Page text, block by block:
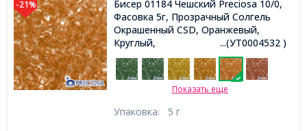
-21%
Бисер 01184 Чешский Preciosa 10/0,
Фасовка 5г, Прозрачный Солгель
Окрашенный CSD, Оранжевый,
Круглый,
...(УТ0004532 )
Показать еще
Упаковка: 5 г